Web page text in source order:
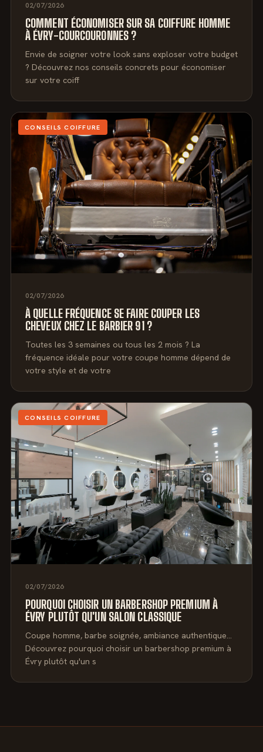
02/07/2026
COMMENT ÉCONOMISER SUR SA COIFFURE HOMME
À ÉVRY-COURCOURONNES ?
Envie de soigner votre look sans exploser votre budget
? Découvrez nos conseils concrets pour économiser
sur votre coiff
CONSEILS COIFFURE
02/07/2026
À QUELLE FRÉQUENCE SE FAIRE COUPER LES
CHEVEUX CHEZ LE BARBIER 91 ?
Toutes les 3 semaines ou tous les 2 mois ? La
fréquence idéale pour votre coupe homme dépend de
votre style et de votre
CONSEILS COIFFURE
02/07/2026
POURQUOI CHOISIR UN BARBERSHOP PREMIUM À
ÉVRY PLUTÔT QU'UN SALON CLASSIQUE
Coupe homme, barbe soignée, ambiance authentique…
Découvrez pourquoi choisir un barbershop premium à
Évry plutôt qu'un s